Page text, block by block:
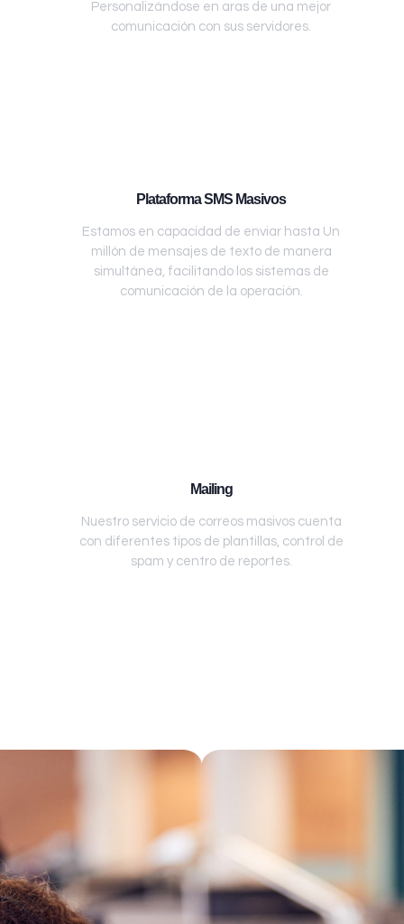
Personalizándose en aras de una mejor
comunicación con sus servidores.
Plataforma SMS Masivos
Estamos en capacidad de enviar hasta Un
millón de mensajes de texto de manera
simultánea, facilitando los sistemas de
comunicación de la operación.
Mailing
Nuestro servicio de correos masivos cuenta
con diferentes tipos de plantillas, control de
spam y centro de reportes.